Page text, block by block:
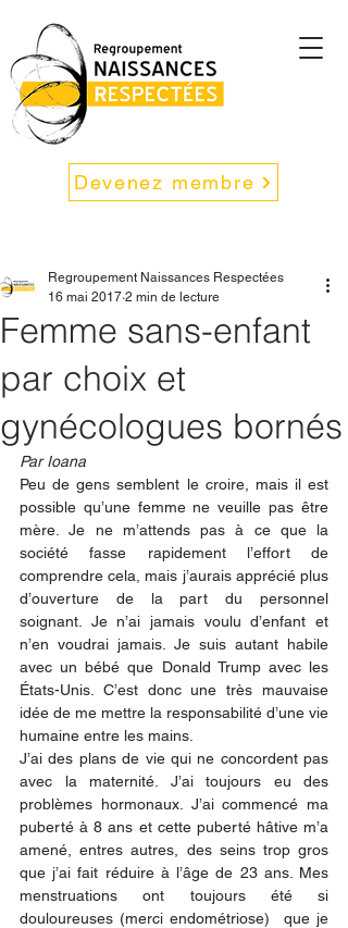
Devenez membre
Femme sans-enfant
par choix et
gynécologues bornés
Regroupement Naissances Respectées
16 mai 2017 2 min de lecture
Par Ioana
Peu de gens semblent le croire, mais il est
possible qu’une femme ne veuille pas être
mère. Je ne m’attends pas à ce que la
société fasse rapidement l’effort de
comprendre cela, mais j’aurais apprécié plus
d’ouverture de la part du personnel
soignant. Je n’ai jamais voulu d’enfant et
n’en voudrai jamais. Je suis autant habile
avec un bébé que Donald Trump avec les
États-Unis. C’est donc une très mauvaise
idée de me mettre la responsabilité d’une vie
humaine entre les mains.
J’ai des plans de vie qui ne concordent pas
avec la maternité. J’ai toujours eu des
problèmes hormonaux. J’ai commencé ma
puberté à 8 ans et cette puberté hâtive m’a
amené, entres autres, des seins trop gros
que j’ai fait réduire à l’âge de 23 ans. Mes
menstruations ont toujours été si
douloureuses (merci endométriose)  que je